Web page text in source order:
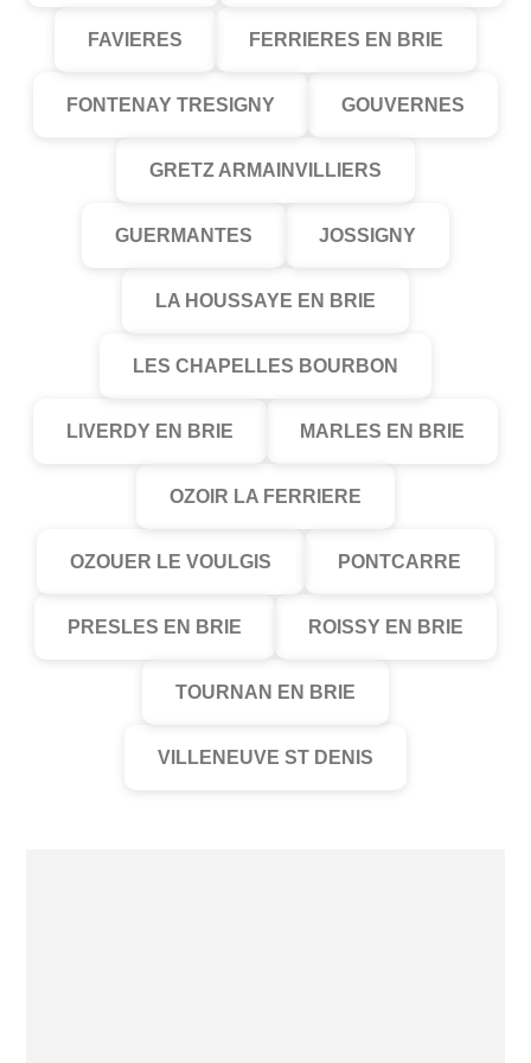
FAVIERES FERRIERES EN BRIE
FONTENAY TRESIGNY GOUVERNES
GRETZ ARMAINVILLIERS
GUERMANTES JOSSIGNY
LA HOUSSAYE EN BRIE
LES CHAPELLES BOURBON
LIVERDY EN BRIE MARLES EN BRIE
OZOIR LA FERRIERE
OZOUER LE VOULGIS PONTCARRE
PRESLES EN BRIE ROISSY EN BRIE
TOURNAN EN BRIE
VILLENEUVE ST DENIS